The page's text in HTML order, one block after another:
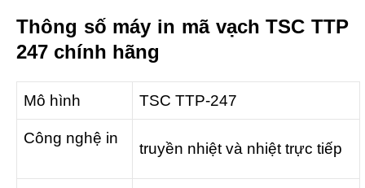
Thông số máy in mã vạch TSC TTP
247 chính hãng
Mô hình TSC TTP-247
Công nghệ in
truyền nhiệt và nhiệt trực tiếp